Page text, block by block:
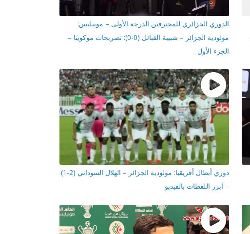
الدوري الجزائري للمحترفين الدرجة الأولى – موبيليس:
مولودية الجزائر – شبيبة القبائل (0-0): تصريحات موكوينا –
الجزء الأول
دوري أبطال أفريقيا: مولودية الجزائر – الهلال السوداني (2-1)
– أبرز اللقطات بالفيديو